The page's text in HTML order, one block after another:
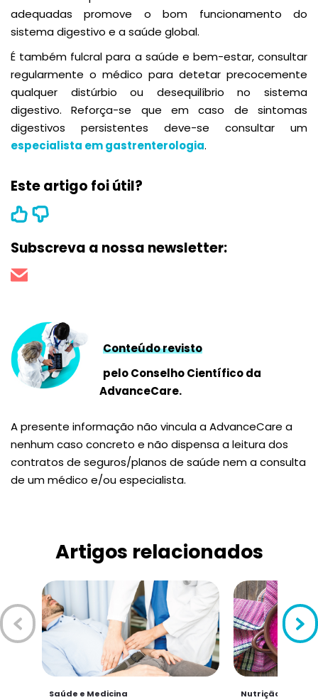
adequadas promove o bom funcionamento do
sistema digestivo e a saúde global.
É também fulcral para a saúde e bem-estar, consultar
regularmente o médico para detetar precocemente
qualquer distúrbio ou desequilíbrio no sistema
digestivo. Reforça-se que em caso de sintomas
digestivos persistentes deve-se consultar um
especialista em gastrenterologia.
Este artigo foi útil?
Subscreva a nossa newsletter:
Conteúdo revisto
pelo Conselho Científico da
AdvanceCare.
A presente informação não vincula a AdvanceCare a
nenhum caso concreto e não dispensa a leitura dos
contratos de seguros/planos de saúde nem a consulta
de um médico e/ou especialista.
Artigos relacionados
Saúde e Medicina Nutrição e